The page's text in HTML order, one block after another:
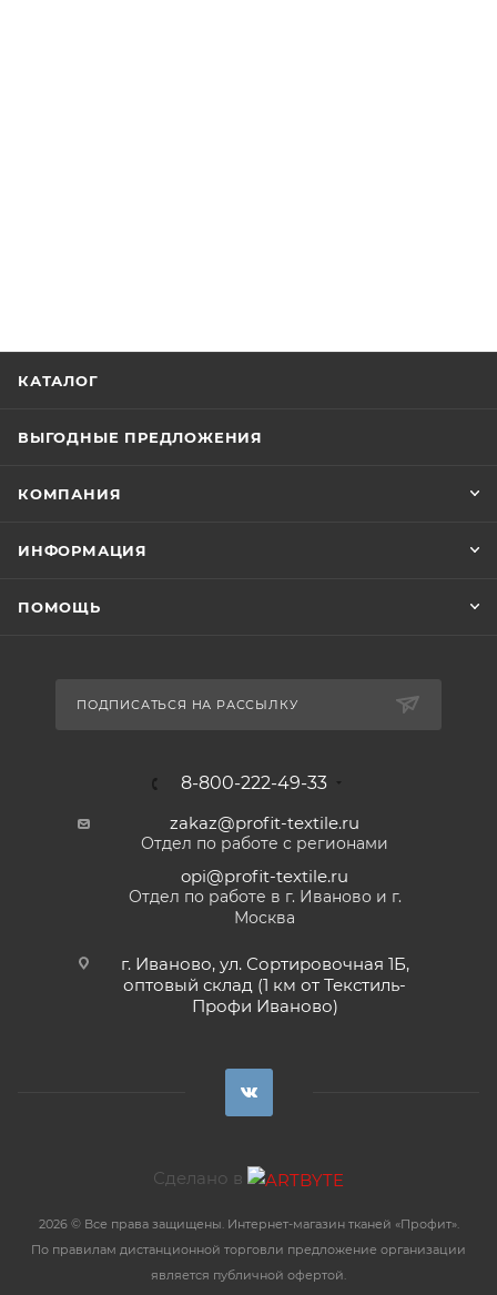
КАТАЛОГ
ВЫГОДНЫЕ ПРЕДЛОЖЕНИЯ
КОМПАНИЯ
ИНФОРМАЦИЯ
ПОМОЩЬ
ПОДПИСАТЬСЯ НА РАССЫЛКУ
8-800-222-49-33
zakaz@profit-textile.ru
Отдел по работе с регионами
opi@profit-textile.ru
Отдел по работе в г. Иваново и г.
Москва
г. Иваново, ул. Сортировочная 1Б,
оптовый склад (1 км от Текстиль-
Профи Иваново)
Сделано в
2026 © Все права защищены. Интернет-магазин тканей «Профит».
По правилам дистанционной торговли предложение организации
является публичной офертой.